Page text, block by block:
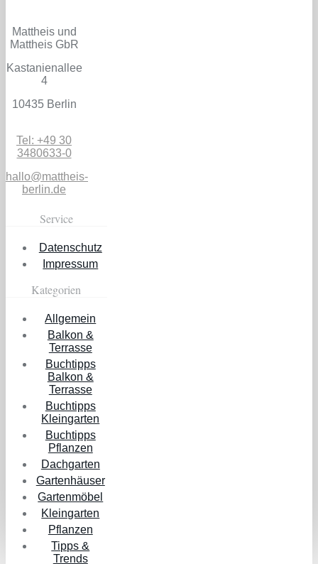
Mattheis und
Mattheis GbR
Kastanienallee
4
10435 Berlin
Tel: +49 30
3480633-0
hallo@mattheis-
berlin.de
Service
Datenschutz
Impressum
Kategorien
Allgemein
Balkon &
Terrasse
Buchtipps
Balkon &
Terrasse
Buchtipps
Kleingarten
Buchtipps
Pflanzen
Dachgarten
Gartenhäuser
Gartenmöbel
Kleingarten
Pflanzen
Tipps &
Trends